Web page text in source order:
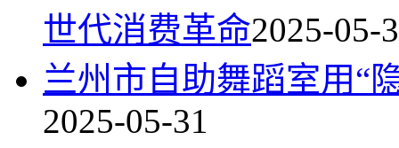
世代消费革命2025-05-
兰州市自助舞蹈室用“
2025-05-31